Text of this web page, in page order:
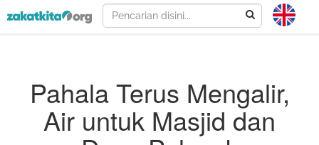
Pahala Terus Mengalir,
Air untuk Masjid dan